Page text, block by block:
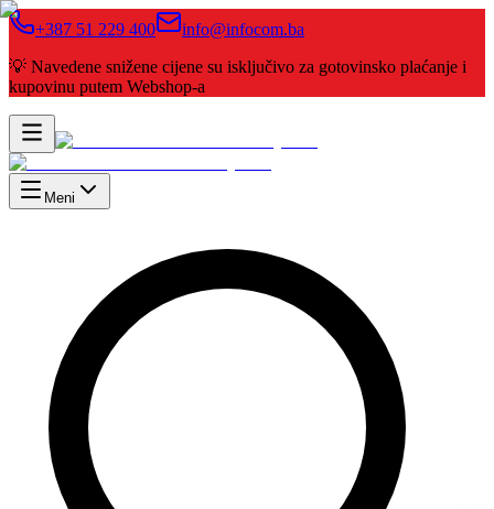
+387 51 229 400
info@infocom.ba
💡 Navedene snižene cijene su isključivo za gotovinsko plaćanje i
kupovinu putem Webshop-a
Meni